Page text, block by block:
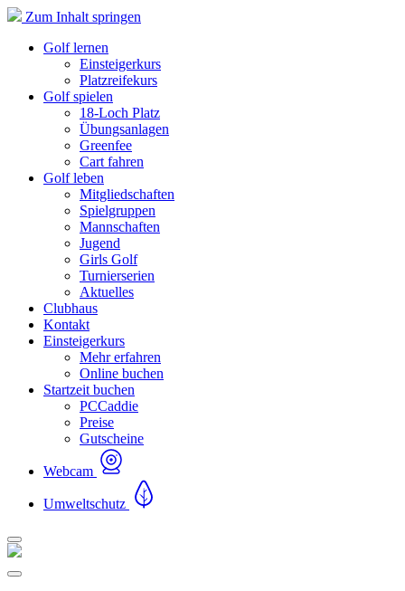
Zum Inhalt springen
Golf lernen
Einsteigerkurs
Platzreifekurs
Golf spielen
18-Loch Platz
Übungsanlagen
Greenfee
Cart fahren
Golf leben
Mitgliedschaften
Spielgruppen
Mannschaften
Jugend
Girls Golf
Turnierserien
Aktuelles
Clubhaus
Kontakt
Einsteigerkurs
Mehr erfahren
Online buchen
Startzeit buchen
PCCaddie
Preise
Gutscheine
Webcam
Umweltschutz